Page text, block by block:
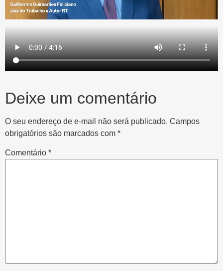
Deixe um comentário
O seu endereço de e-mail não será publicado. Campos
obrigatórios são marcados com *
Comentário *